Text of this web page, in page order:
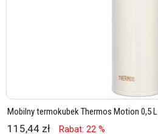
Mobilny termokubek Thermos Motion 0,5 L
115,44 zł Rabat: 22 %